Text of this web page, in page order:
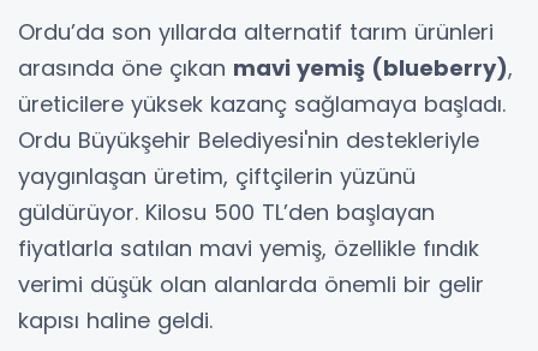
Ordu’da son yıllarda alternatif tarım ürünleri
arasında öne çıkan mavi yemiş (blueberry),
üreticilere yüksek kazanç sağlamaya başladı.
Ordu Büyükşehir Belediyesi'nin destekleriyle
yaygınlaşan üretim, çiftçilerin yüzünü
güldürüyor. Kilosu 500 TL’den başlayan
fiyatlarla satılan mavi yemiş, özellikle fındık
verimi düşük olan alanlarda önemli bir gelir
kapısı haline geldi.